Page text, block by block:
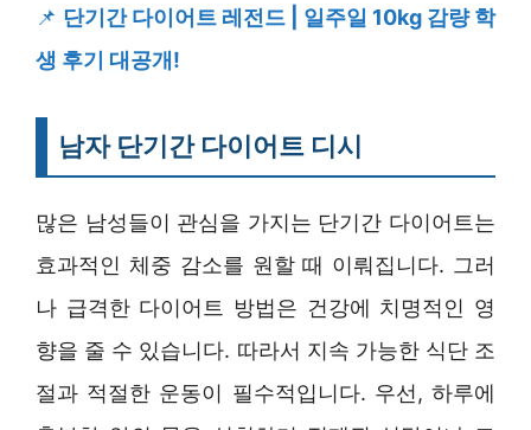
📌 단기간 다이어트 레전드 | 일주일 10kg 감량 학
생 후기 대공개!
남자 단기간 다이어트 디시
많은 남성들이 관심을 가지는 단기간 다이어트는
효과적인 체중 감소를 원할 때 이뤄집니다. 그러
나 급격한 다이어트 방법은 건강에 치명적인 영
향을 줄 수 있습니다. 따라서 지속 가능한 식단 조
절과 적절한 운동이 필수적입니다. 우선, 하루에